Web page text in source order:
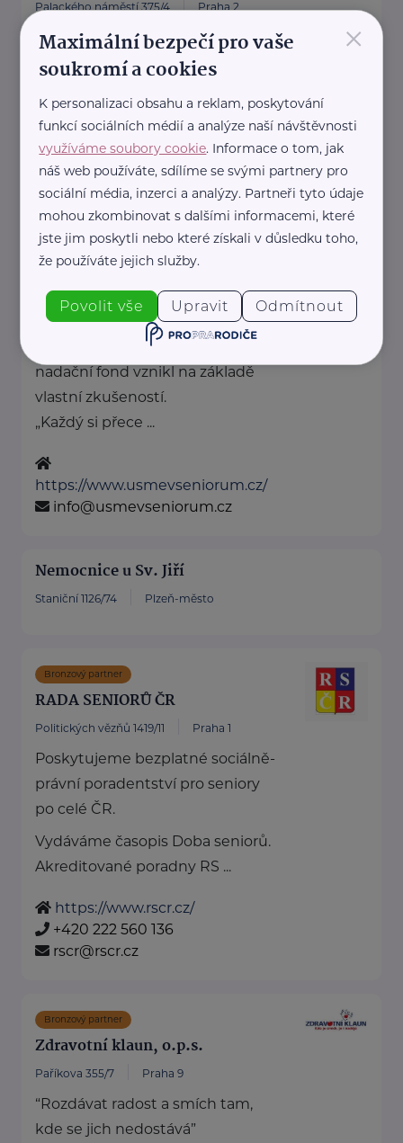
Palackého náměstí 375/4 Praha 2
https://www.mzcr.cz/
+420 224 971 111
mzcr@mzcr.cz
Mulačova nemocnice
Dvořákova 1207/17 Plzeň-město
sekretariat@mulacovanemocnice.cz
Nadační fond Úsměv Seniorům
Harmonická 1384/13 Praha
Celý projekt a nápad na tento
nadační fond vznikl na základě
vlastní zkušeností.
„Každý si přece ...
https://www.usmevseniorum.cz/
info@usmevseniorum.cz
Nemocnice u Sv. Jiří
Staniční 1126/74 Plzeň-město
Bronzový partner
RADA SENIORŮ ČR
Politických vězňů 1419/11 Praha 1
Poskytujeme bezplatné sociálně-
právní poradentství pro seniory
po celé ČR.
Vydáváme časopis Doba seniorů.
Akreditované poradny RS ...
https://www.rscr.cz/
+420 222 560 136
rscr@rscr.cz
Bronzový partner
Zdravotní klaun, o.p.s.
Paříkova 355/7 Praha 9
“Rozdávat radost a smích tam,
kde se jich nedostává”
×
Maximální bezpečí pro vaše
soukromí a cookies
K personalizaci obsahu a reklam, poskytování
funkcí sociálních médií a analýze naší návštěvnosti
využíváme soubory cookie. Informace o tom, jak
náš web používáte, sdílíme se svými partnery pro
sociální média, inzerci a analýzy. Partneři tyto údaje
mohou zkombinovat s dalšími informacemi, které
jste jim poskytli nebo které získali v důsledku toho,
že používáte jejich služby.
Povolit vše Upravit Odmítnout